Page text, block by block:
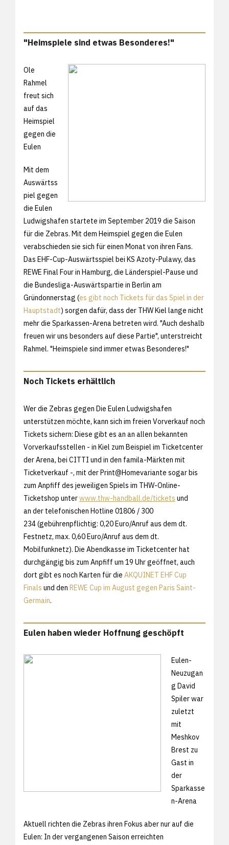
"Heimspiele sind etwas Besonderes!"
Ole
Rahmel
freut sich
auf das
Heimspiel
gegen die
Eulen
Mit dem
Auswärtss
piel gegen
die Eulen
Ludwigshafen startete im September 2019 die Saison
für die Zebras. Mit dem Heimspiel gegen die Eulen
verabschieden sie sich für einen Monat von ihren Fans.
Das EHF-Cup-Auswärtsspiel bei KS Azoty-Pulawy, das
REWE Final Four in Hamburg, die Länderspiel-Pause und
die Bundesliga-Auswärtspartie in Berlin am
Gründonnerstag (es gibt noch Tickets für das Spiel in der
Hauptstadt) sorgen dafür, dass der THW Kiel lange nicht
mehr die Sparkassen-Arena betreten wird. "Auch deshalb
freuen wir uns besonders auf diese Partie", unterstreicht
Rahmel. "Heimspiele sind immer etwas Besonderes!"
Noch Tickets erhältlich
Wer die Zebras gegen Die Eulen Ludwigshafen
unterstützen möchte, kann sich im freien Vorverkauf noch
Tickets sichern: Diese gibt es an an allen bekannten
Vorverkaufsstellen - in Kiel zum Beispiel im Ticketcenter
der Arena, bei CITTI und in den famila-Märkten mit
Ticketverkauf -, mit der Print@Homevariante sogar bis
zum Anpfiff des jeweiligen Spiels im THW-Online-
Ticketshop unterwww.thw-handball.de/tickets und
an der telefonischen Hotline 01806 / 300
234 (gebührenpflichtig: 0,20 Euro/Anruf aus dem dt.
Festnetz, max. 0,60 Euro/Anruf aus dem dt.
Mobilfunknetz). Die Abendkasse im Ticketcenter hat
durchgängig bis zum Anpfiff um 19 Uhr geöffnet, auch
dort gibt es noch Karten für die AKQUINET EHF Cup
Finals und den REWE Cup im August gegen Paris Saint-
Germain.
Eulen haben wieder Hoffnung geschöpft
Eulen-
Neuzugan
g David
Spiler war
zuletzt
mit
Meshkov
Brest zu
Gast in
der
Sparkasse
n-Arena
Aktuell richten die Zebras ihren Fokus aber nur auf die
Eulen: In der vergangenen Saison erreichten